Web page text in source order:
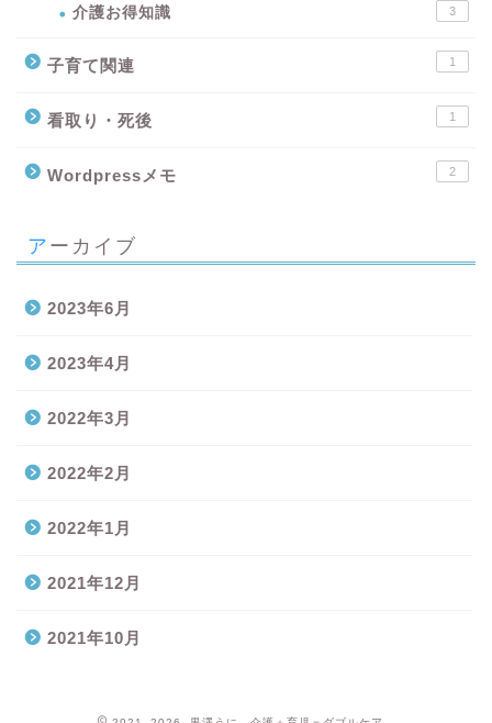
介護お得知識 3
子育て関連 1
看取り・死後 1
Wordpressメモ 2
アーカイブ
2023年6月
2023年4月
2022年3月
2022年2月
2022年1月
2021年12月
2021年10月